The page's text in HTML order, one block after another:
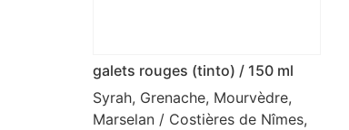
galets rouges (tinto) / 150 ml
Syrah, Grenache, Mourvèdre,
Marselan / Costières de Nîmes,